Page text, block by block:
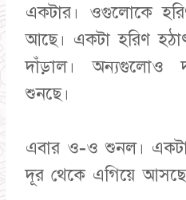
একটার। ওগুলোকে
আছে। একটা হরিণ
দাঁড়াল। অন্যগুলোও
শুনছে।
এবার ও-ও শুনল।
দূর থেকে এগিয়ে আসছে